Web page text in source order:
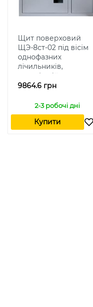
Щит поверховий
ЩЭ-8ст-02 під вісім
однофазних
лічильників,
внутрішній
9864.6 грн
2-3 робочі дні
Купити